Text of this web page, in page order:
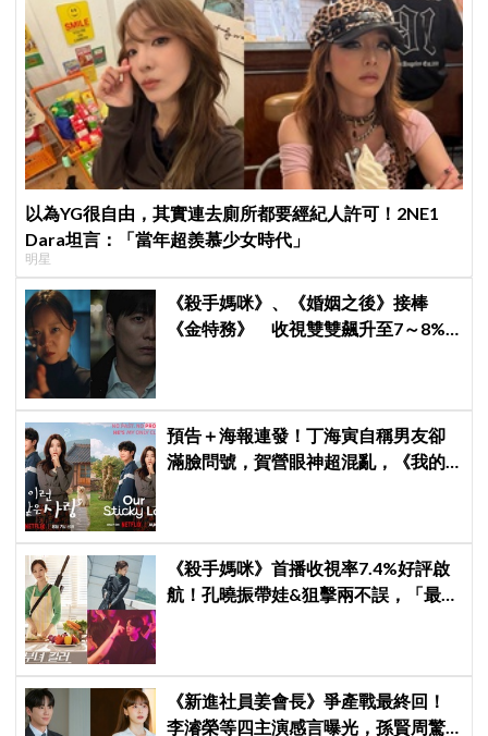
以為YG很自由，其實連去廁所都要經紀人許可！2NE1
Dara坦言：「當年超羨慕少女時代」
明星
《殺手媽咪》、《婚姻之後》接棒
《金特務》 收視雙雙飆升至7～8%
預告＋海報連發！丁海寅自稱男友卻
滿臉問號，賀營眼神超混亂，《我的
《殺手媽咪》首播收視率7.4%好評啟
航！孔曉振帶娃&狙擊兩不誤，「最狂
《新進社員姜會長》爭產戰最終回！
李濬榮等四主演感言曝光，孫賢周驚